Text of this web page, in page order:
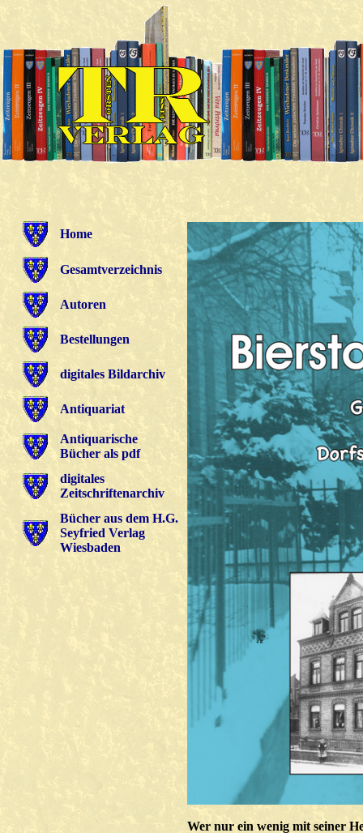
Home
Gesamtverzeichnis
Autoren
Bestellungen
digitales Bildarchiv
Antiquariat
Antiquarische
Bücher als pdf
digitales
Zeitschriftenarchiv
Bücher aus dem H.G.
Seyfried Verlag
Wiesbaden
Wer nur ein wenig mit seiner